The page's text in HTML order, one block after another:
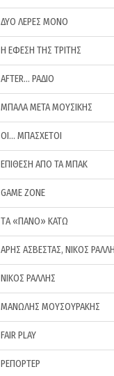
ΔΥΟ ΛΕΡΕΣ ΜΟΝΟ
Η ΕΦΕΣΗ ΤΗΣ ΤΡΙΤΗΣ
AFTER… ΡΑΔΙΟ
ΜΠΑΛΑ ΜΕΤΑ ΜΟΥΣΙΚΗΣ
ΟΙ… ΜΠΑΣΧΕΤΟΙ
ΕΠΙΘΕΣΗ ΑΠΟ ΤΑ ΜΠΑΚ
GAME ZONE
ΤA «ΠΑΝΟ» ΚΑΤΩ
ΑΡΗΣ ΑΣΒΕΣΤΑΣ, ΝΙΚΟΣ
ΝΙΚΟΣ ΡΑΛΛΗΣ
ΜΑΝΩΛΗΣ ΜΟΥΣΟΥΡΑΚΗΣ
FAIR PLAY
ΡΕΠΟΡΤΕΡ